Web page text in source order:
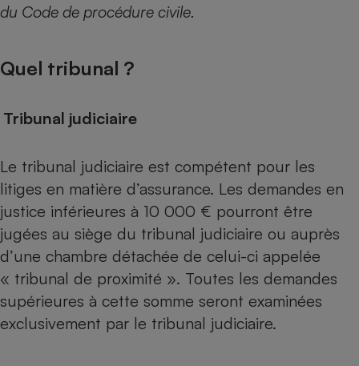
du Code de procédure civile.
Quel tribunal ?
Tribunal judiciaire
Le tribunal judiciaire est compétent pour les
litiges en matière d’assurance. Les demandes en
justice inférieures à 10 000 € pourront être
jugées au siège du tribunal judiciaire ou auprès
d’une chambre détachée de celui-ci appelée
« tribunal de proximité ». Toutes les demandes
supérieures à cette somme seront examinées
exclusivement par le tribunal judiciaire.